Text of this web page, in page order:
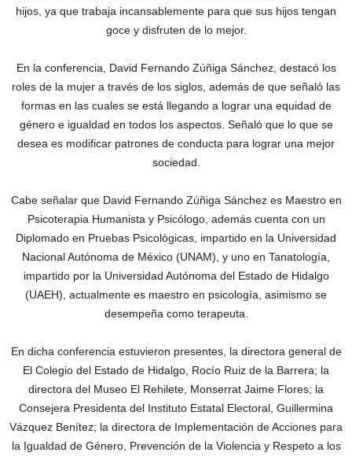
hijos, ya que trabaja incansablemente para que sus hijos tengan
goce y disfruten de lo mejor.
En la conferencia, David Fernando Zúñiga Sánchez, destacó los
roles de la mujer a través de los siglos, además de que señaló las
formas en las cuales se está llegando a lograr una equidad de
género e igualdad en todos los aspectos. Señaló que lo que se
desea es modificar patrones de conducta para lograr una mejor
sociedad.
Cabe señalar que David Fernando Zúñiga Sánchez es Maestro en
Psicoterapia Humanista y Psicólogo, además cuenta con un
Diplomado en Pruebas Psicológicas, impartido en la Universidad
Nacional Autónoma de México (UNAM), y uno en Tanatología,
impartido por la Universidad Autónoma del Estado de Hidalgo
(UAEH), actualmente es maestro en psicología, asimismo se
desempeña como terapeuta.
En dicha conferencia estuvieron presentes, la directora general de
El Colegio del Estado de Hidalgo, Rocío Ruiz de la Barrera; la
directora del Museo El Rehilete, Monserrat Jaime Flores; la
Consejera Presidenta del Instituto Estatal Electoral, Guillermina
Vázquez Benítez; la directora de Implementación de Acciones para
la Igualdad de Género, Prevención de la Violencia y Respeto a los